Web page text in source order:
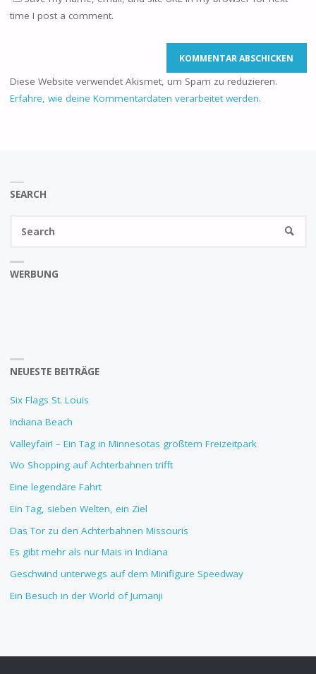
time I post a comment.
Diese Website verwendet Akismet, um Spam zu reduzieren.
Erfahre, wie deine Kommentardaten verarbeitet werden.
SEARCH
WERBUNG
NEUESTE BEITRÄGE
Six Flags St. Louis
Indiana Beach
Valleyfair! – Ein Tag in Minnesotas größtem Freizeitpark
Wo Shopping auf Achterbahnen trifft
Eine legendäre Fahrt
Ein Tag, sieben Welten, ein Ziel
Das Tor zu den Achterbahnen Missouris
Es gibt mehr als nur Mais in Indiana
Geschwind unterwegs auf dem Minifigure Speedway
Ein Besuch in der World of Jumanji